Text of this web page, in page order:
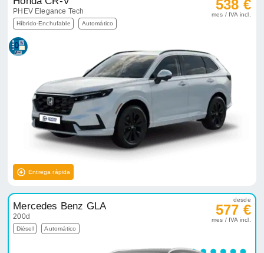
PHEV Elegance Tech
Híbrido-Enchufable Automático
538 €
mes / IVA incl.
Entrega rápida
Mercedes Benz GLA
200d
Diésel Automático
desde
577 €
mes / IVA incl.